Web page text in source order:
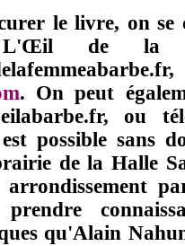
le livre, on se
L'Œil de la
. On peut
ou
possible sans
de la Halle
arrondissement
qu'Alain